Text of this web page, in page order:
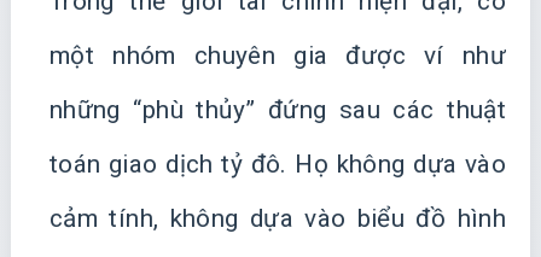
một nhóm chuyên gia được ví như
những “phù thủy” đứng sau các thuật
toán giao dịch tỷ đô. Họ không dựa vào
cảm tính, không dựa vào biểu đồ hình